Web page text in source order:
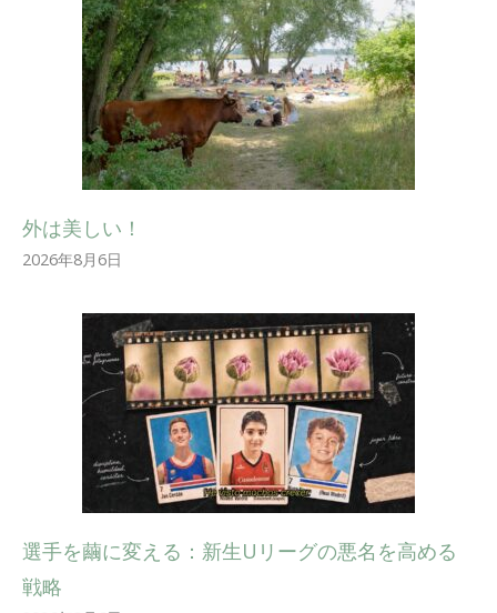
外は美しい！
2026年8月6日
選手を繭に変える：新生Uリーグの悪名を高める
戦略